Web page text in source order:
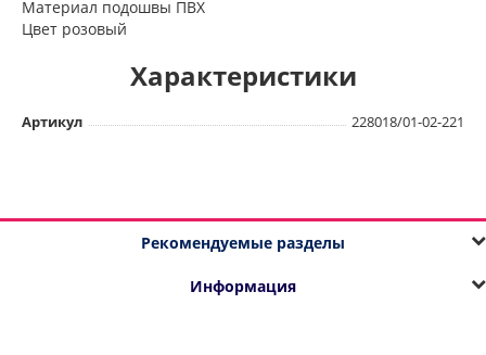
Материал подошвы ПВХ
Цвет розовый
Характеристики
Артикул 228018/01-02-221
Рекомендуемые разделы
Информация